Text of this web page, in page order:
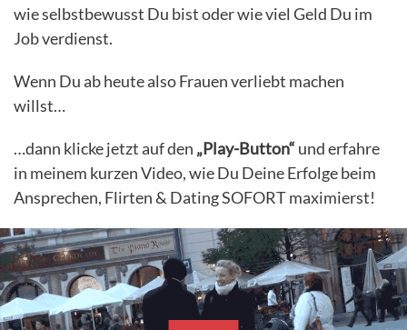
wie selbstbewusst Du bist oder wie viel Geld Du im
Job verdienst.
Wenn Du ab heute also Frauen verliebt machen
willst…
…dann klicke jetzt auf den „Play-Button“ und erfahre
in meinem kurzen Video, wie Du Deine Erfolge beim
Ansprechen, Flirten & Dating SOFORT maximierst!